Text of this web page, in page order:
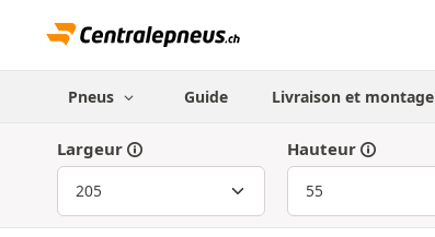
Pneus Guide Livraison et montage
Largeur Hauteur